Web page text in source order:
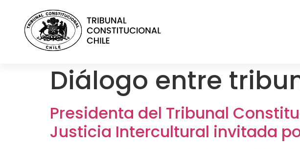
Diálogo entre
Presidenta del Tribunal
Justicia Intercultural invitada